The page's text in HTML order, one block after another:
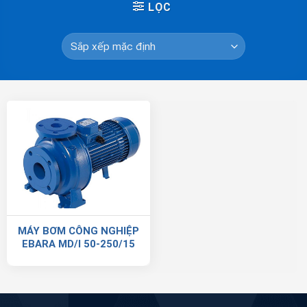
LỌC
MÁY BƠM CÔNG NGHIỆP
EBARA MD/I 50-250/15